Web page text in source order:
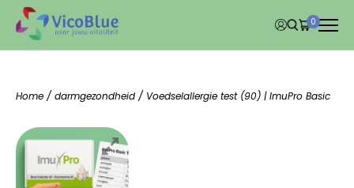
0
Home / darmgezondheid / Voedselallergie test (90) | ImuPro Basic